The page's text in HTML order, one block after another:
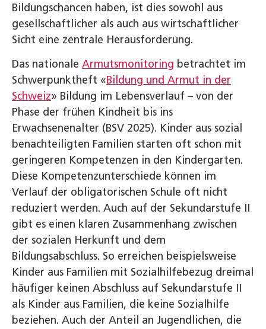
Bildungschancen haben, ist dies sowohl aus
gesellschaftlicher als auch aus wirtschaftlicher
Sicht eine zentrale Herausforderung.
Das nationale Armutsmonitoring betrachtet im
Schwerpunktheft «Bildung und Armut in der
Schweiz» Bildung im Lebensverlauf – von der
Phase der frühen Kindheit bis ins
Erwachsenenalter (BSV 2025). Kinder aus sozial
benachteiligten Familien starten oft schon mit
geringeren Kompetenzen in den Kindergarten.
Diese Kompetenzunterschiede können im
Verlauf der obligatorischen Schule oft nicht
reduziert werden. Auch auf der Sekundarstufe II
gibt es einen klaren Zusammenhang zwischen
der sozialen Herkunft und dem
Bildungsabschluss. So erreichen beispielsweise
Kinder aus Familien mit Sozialhilfebezug dreimal
häufiger keinen Abschluss auf Sekundarstufe II
als Kinder aus Familien, die keine Sozialhilfe
beziehen. Auch der Anteil an Jugendlichen, die